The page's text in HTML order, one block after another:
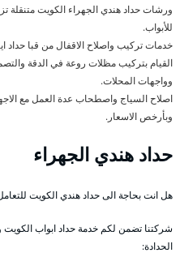
ورشات حداد هندي الجهراء الكويت متنقلة
للأبواب.
خدمات تركيب واصلاح الاقفال من قبا حداد
القيام بتركيب مظلات روعة في الدقة
وواجهات المحلات.
اصلاح السياج واصطحاب عدة العمل مع
وبأرخص الاسعار.
حداد هندي الجهراء
هل انت بحاجة الى حداد هندي الكويت
شركتنا تضمن لكم خدمة حداد ابواب
الحدادة: